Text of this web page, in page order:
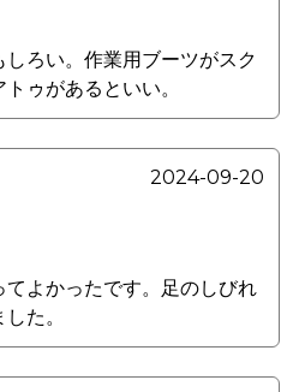
ろい。作業用ブーツがスク
ゥがあるといい。
2024-09-20
よかったです。足のしびれ
た。